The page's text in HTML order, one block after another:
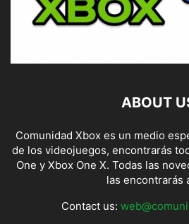
ABOUT
Comunidad Xbox es un medio
de los videojuegos, encontrarás
One y Xbox One X. Todas las
las encontrarás
Contact us: